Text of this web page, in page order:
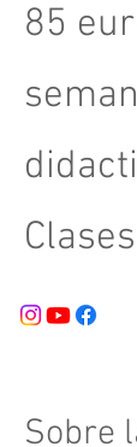
85
Sobre